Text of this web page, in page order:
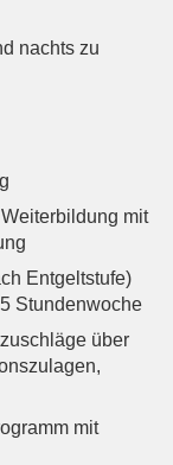
nachts zu
mit
Entgeltstufe)
Stundenwoche
über
mit